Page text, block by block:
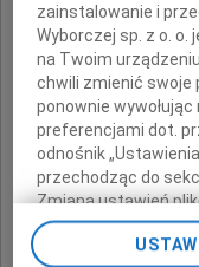
pozostaną w
zainstalowanie i
Wyborczej sp. z o. o.
na Twoim
chwili zmienić swoje
ponownie
preferencjami dot.
odnośnik
przechodząc do
Zmiana ustawień
pomocą ustawień